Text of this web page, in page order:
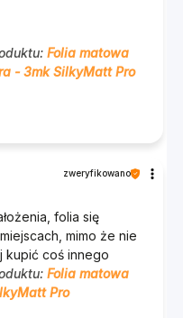
Folia matowa
- 3mk SilkyMatt Pro
zweryfikowano
folia się
mimo że nie
kupić coś innego
Folia matowa
Pro